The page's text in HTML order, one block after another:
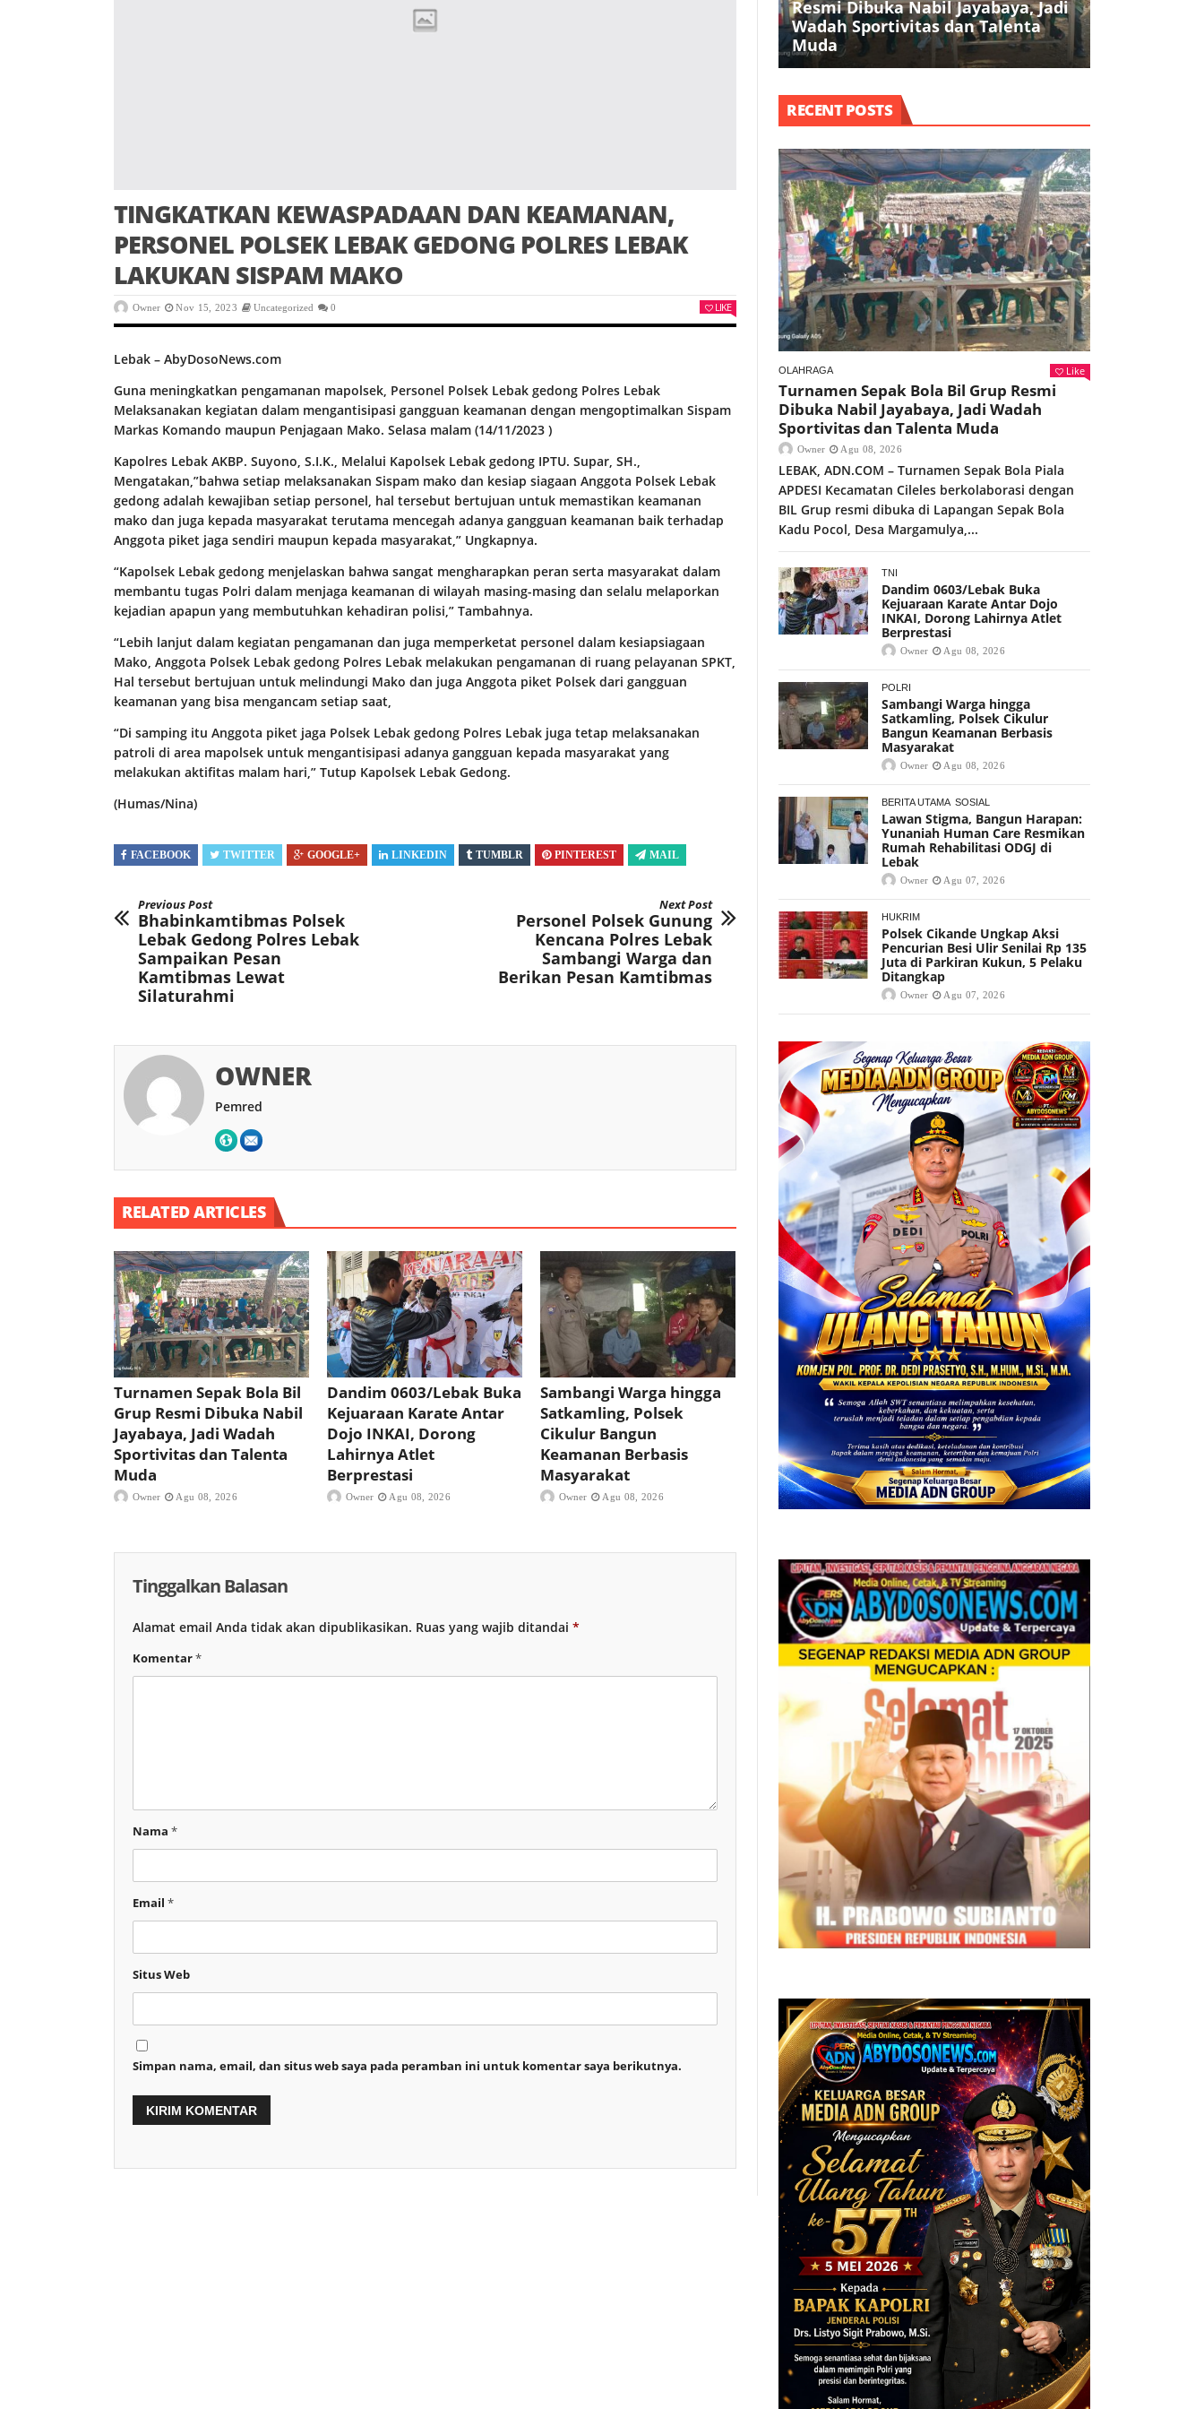
TINGKATKAN KEWASPADAAN DAN KEAMANAN,
PERSONEL POLSEK LEBAK GEDONG POLRES LEBAK
LAKUKAN SISPAM MAKO
Owner Nov 15, 2023 Uncategorized 0 LIKE
Lebak – AbyDosoNews.com
Guna meningkatkan pengamanan mapolsek, Personel Polsek Lebak gedong Polres Lebak
Melaksanakan kegiatan dalam mengantisipasi gangguan keamanan dengan mengoptimalkan Sispam
Markas Komando maupun Penjagaan Mako. Selasa malam (14/11/2023 )
Kapolres Lebak AKBP. Suyono, S.I.K., Melalui Kapolsek Lebak gedong IPTU. Supar, SH.,
Mengatakan,”bahwa setiap melaksanakan Sispam mako dan kesiap siagaan Anggota Polsek Lebak
gedong adalah kewajiban setiap personel, hal tersebut bertujuan untuk memastikan keamanan
mako dan juga kepada masyarakat terutama mencegah adanya gangguan keamanan baik terhadap
Anggota piket jaga sendiri maupun kepada masyarakat,” Ungkapnya.
“Kapolsek Lebak gedong menjelaskan bahwa sangat mengharapkan peran serta masyarakat dalam
membantu tugas Polri dalam menjaga keamanan di wilayah masing-masing dan selalu melaporkan
kejadian apapun yang membutuhkan kehadiran polisi,” Tambahnya.
“Lebih lanjut dalam kegiatan pengamanan dan juga memperketat personel dalam kesiapsiagaan
Mako, Anggota Polsek Lebak gedong Polres Lebak melakukan pengamanan di ruang pelayanan SPKT,
Hal tersebut bertujuan untuk melindungi Mako dan juga Anggota piket Polsek dari gangguan
keamanan yang bisa mengancam setiap saat,
“Di samping itu Anggota piket jaga Polsek Lebak gedong Polres Lebak juga tetap melaksanakan
patroli di area mapolsek untuk mengantisipasi adanya gangguan kepada masyarakat yang
melakukan aktifitas malam hari,” Tutup Kapolsek Lebak Gedong.
(Humas/Nina)
FACEBOOK TWITTER GOOGLE+ LINKEDIN TUMBLR PINTEREST MAIL
Previous Post
Bhabinkamtibmas Polsek
Lebak Gedong Polres Lebak
Sampaikan Pesan
Kamtibmas Lewat
Silaturahmi
Next Post
Personel Polsek Gunung
Kencana Polres Lebak
Sambangi Warga dan
Berikan Pesan Kamtibmas
OWNER
Pemred
RELATED ARTICLES
Turnamen Sepak Bola Bil
Grup Resmi Dibuka Nabil
Jayabaya, Jadi Wadah
Sportivitas dan Talenta
Muda
Owner Agu 08, 2026
Dandim 0603/Lebak Buka
Kejuaraan Karate Antar
Dojo INKAI, Dorong
Lahirnya Atlet
Berprestasi
Owner Agu 08, 2026
Sambangi Warga hingga
Satkamling, Polsek
Cikulur Bangun
Keamanan Berbasis
Masyarakat
Owner Agu 08, 2026
Tinggalkan Balasan
Alamat email Anda tidak akan dipublikasikan. Ruas yang wajib ditandai *
Komentar*
Nama *
Email *
Situs Web
Simpan nama, email, dan situs web saya pada peramban ini untuk komentar saya berikutnya.
Resmi Dibuka Nabil Jayabaya, Jadi
Wadah Sportivitas dan Talenta
Muda
RECENT POSTS
OLAHRAGA Like
Turnamen Sepak Bola Bil Grup Resmi
Dibuka Nabil Jayabaya, Jadi Wadah
Sportivitas dan Talenta Muda
Owner Agu 08, 2026
LEBAK, ADN.COM – Turnamen Sepak Bola Piala
APDESI Kecamatan Cileles berkolaborasi dengan
BIL Grup resmi dibuka di Lapangan Sepak Bola
Kadu Pocol, Desa Margamulya,...
TNI
Dandim 0603/Lebak Buka
Kejuaraan Karate Antar Dojo
INKAI, Dorong Lahirnya Atlet
Berprestasi
Owner Agu 08, 2026
POLRI
Sambangi Warga hingga
Satkamling, Polsek Cikulur
Bangun Keamanan Berbasis
Masyarakat
Owner Agu 08, 2026
BERITA UTAMA SOSIAL
Lawan Stigma, Bangun Harapan:
Yunaniah Human Care Resmikan
Rumah Rehabilitasi ODGJ di
Lebak
Owner Agu 07, 2026
HUKRIM
Polsek Cikande Ungkap Aksi
Pencurian Besi Ulir Senilai Rp 135
Juta di Parkiran Kukun, 5 Pelaku
Ditangkap
Owner Agu 07, 2026